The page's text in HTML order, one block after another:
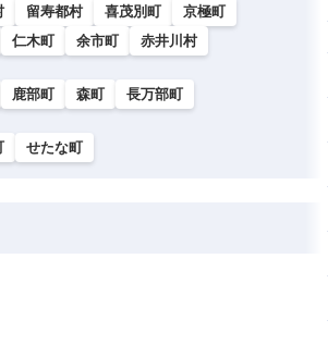
留寿都村 喜茂別町
京極町
仁木町 余市町 赤井川村
鹿部町 森町 長万部町
せたな町